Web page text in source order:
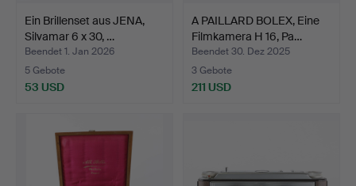
Ein Brillenset aus JENA,
Silvamar 6 x 30, …
Beendet 1. Jan 2026
5 Gebote
53 USD
A PAILLARD BOLEX, Eine
Filmkamera H 16, Pa…
Beendet 30. Dez 2025
3 Gebote
211 USD